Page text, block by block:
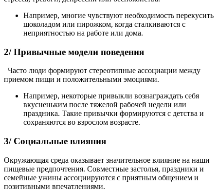
Например, многие чувствуют необходимость перекусить
шоколадом или пирожком, когда сталкиваются с
неприятностью на работе или дома.
2/ Привычные модели поведения
Часто люди формируют стереотипные ассоциации между
приемом пищи и положительными эмоциями.
Например, некоторые привыкли вознаграждать себя
вкусненьким после тяжелой рабочей недели или
праздника. Такие привычки формируются с детства и
сохраняются во взрослом возрасте.
3/ Социальные влияния
Окружающая среда оказывает значительное влияние на наши
пищевые предпочтения. Совместные застолья, праздники и
семейные ужины ассоциируются с приятным общением и
позитивными впечатлениями.